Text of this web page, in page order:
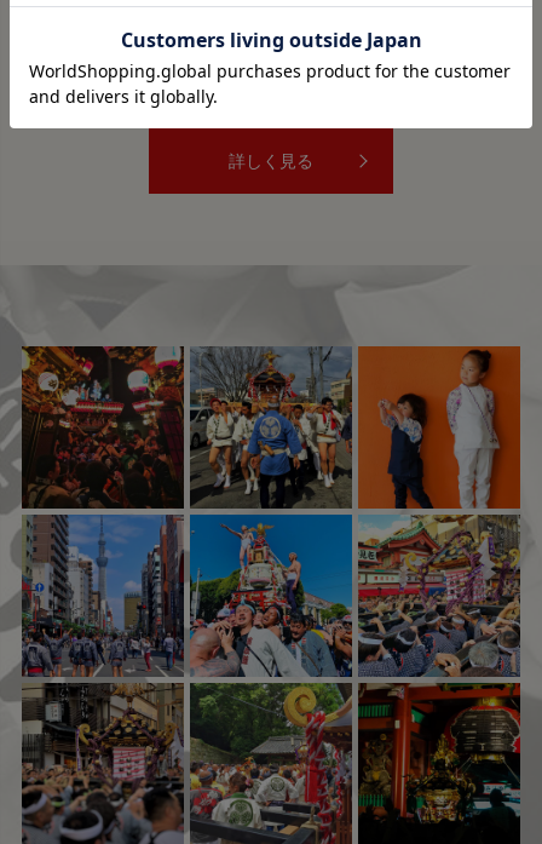
〒430-0911 静岡県浜松市中央区新津町14-1
TEL:053-489-3398 FAX:053-489-3396
営業時間:10時～19時 定休日：水曜日
詳しく見る